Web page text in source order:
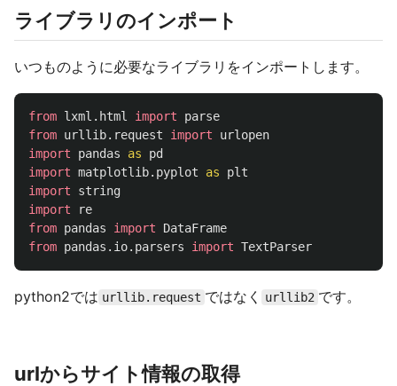
ライブラリのインポート
いつものように必要なライブラリをインポートします。
from lxml.html import
parse
from urllib.request import
urlopen
import
pandas as
pd
import matplotlib.pyplot as
plt
import
string
import
re
from pandas import
DataFrame
from pandas.io.parsers import TextParser
python2では urllib.request ではなく urllib2 です。
urlからサイト情報の取得